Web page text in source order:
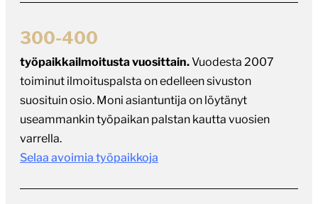
300-400
työpaikkailmoitusta vuosittain.Vuodesta 2007
toiminut ilmoituspalsta on edelleen sivuston
suosituin osio. Moni asiantuntija on löytänyt
useammankin työpaikan palstan kautta vuosien
varrella.
Selaa avoimia työpaikkoja